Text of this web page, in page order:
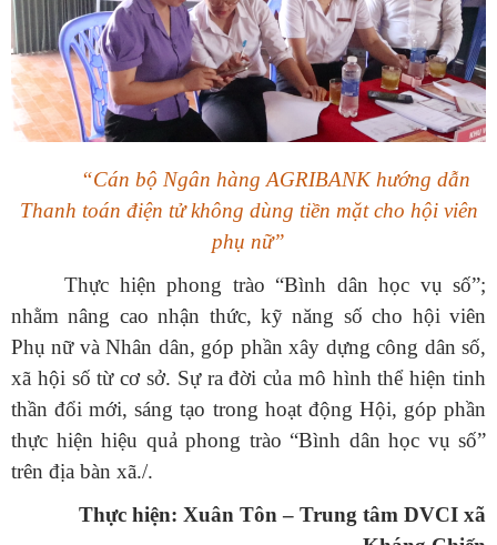
“Cán bộ Ngân hàng AGRIBANK hướng dẫn
Thanh toán điện tử không dùng tiền mặt cho hội viên
phụ nữ”
Thực hiện phong trào “Bình dân học vụ số”;
nhằm nâng cao nhận thức, kỹ năng số cho hội viên
Phụ nữ và Nhân dân, góp phần xây dựng công dân số,
xã hội số từ cơ sở. Sự ra đời của mô hình thể hiện tinh
thần đổi mới, sáng tạo trong hoạt động Hội, góp phần
thực hiện hiệu quả phong trào “Bình dân học vụ số”
trên địa bàn xã./.
Thực hiện: Xuân Tôn – Trung tâm DVCI xã